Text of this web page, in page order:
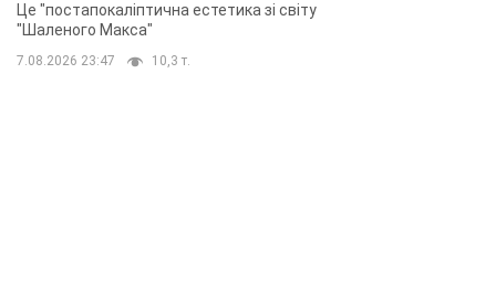
Це "постапокаліптична естетика зі світу
"Шаленого Макса"
7.08.2026 23:47 10,3 т.